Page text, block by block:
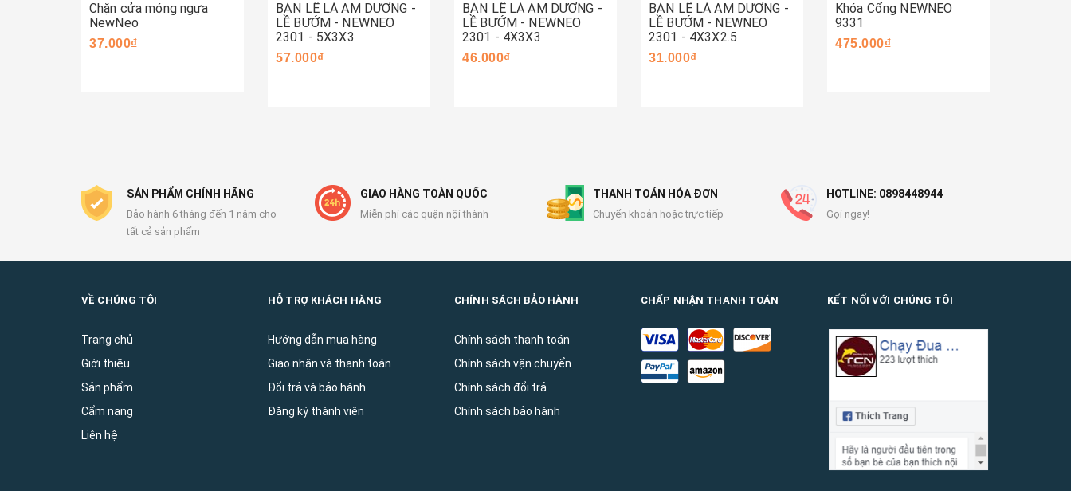
Chặn cửa móng ngựa
NewNeo
37.000₫
BẢN LỀ LÁ ÂM DƯƠNG -
LỀ BƯỚM - NEWNEO
2301 - 5X3X3
57.000₫
BẢN LỀ LÁ ÂM DƯƠNG -
LỀ BƯỚM - NEWNEO
2301 - 4X3X3
46.000₫
BẢN LỀ LÁ ÂM DƯƠNG -
LỀ BƯỚM - NEWNEO
2301 - 4X3X2.5
31.000₫
Khóa Cổng NEWNEO
9331
475.000₫
SẢN PHẨM CHÍNH HÃNG
Bảo hành 6 tháng đến 1 năm cho
tất cả sản phẩm
GIAO HÀNG TOÀN QUỐC
Miễn phí các quận nội thành
THANH TOÁN HÓA ĐƠN
Chuyển khoản hoặc trực tiếp
HOTLINE: 0898448944
Gọi ngay!
VỀ CHÚNG TÔI
Trang chủ
Giới thiệu
Sản phẩm
Cẩm nang
Liên hệ
HỖ TRỢ KHÁCH HÀNG
Hướng dẫn mua hàng
Giao nhận và thanh toán
Đổi trả và bảo hành
Đăng ký thành viên
CHÍNH SÁCH BẢO HÀNH
Chính sách thanh toán
Chính sách vận chuyển
Chính sách đổi trả
Chính sách bảo hành
CHẤP NHẬN THANH TOÁN KẾT NỐI VỚI CHÚNG TÔI